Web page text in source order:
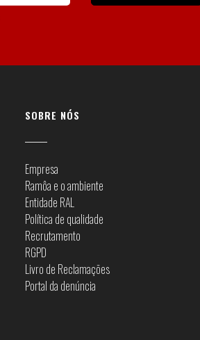
SOBRE NÓS
Empresa
Ramôa e o ambiente
Entidade RAL
Política de qualidade
Recrutamento
RGPD
Livro de Reclamações
Portal da denúncia